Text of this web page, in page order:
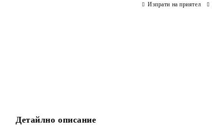
Изпрати на приятел
Детайлно описание